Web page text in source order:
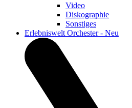
Video
Diskographie
Sonstiges
Erlebniswelt Orchester - Neu